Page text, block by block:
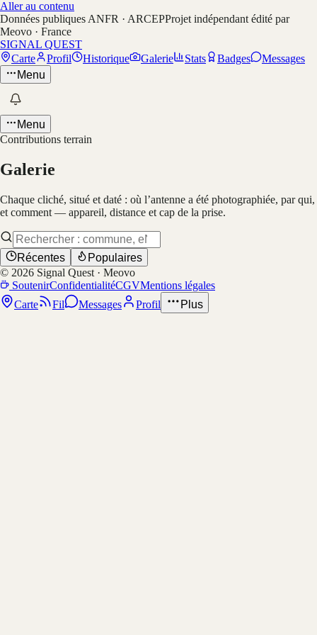
Aller au contenu
Données publiques ANFR · ARCEPProjet indépendant édité par
Meovo · France
SIGNAL QUEST
Carte
Profil Historique Galerie Stats Badges
Messages
Menu
Menu
Contributions terrain
Galerie
Chaque cliché, situé et daté : où l’antenne a été photographiée, par qui,
et comment — appareil, distance et cap de la prise.
Récentes
Populaires
© 2026 Signal Quest · Meovo
SoutenirConfidentialitéCGVMentions légales
Carte
Fil Messages Profil Plus